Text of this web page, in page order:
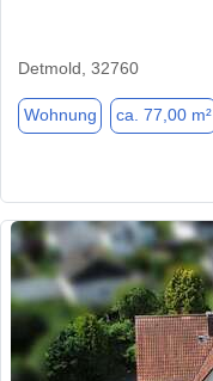
Detmold, 32760
Wohnung ca. 77,00 m²